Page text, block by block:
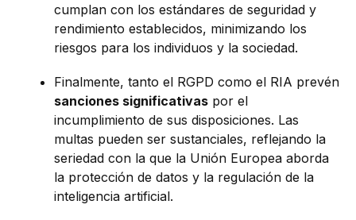
cumplan con los estándares de seguridad y
rendimiento establecidos, minimizando los
riesgos para los individuos y la sociedad.
Finalmente, tanto el RGPD como el RIA prevén
sanciones significativas por el
incumplimiento de sus disposiciones. Las
multas pueden ser sustanciales, reflejando la
seriedad con la que la Unión Europea aborda
la protección de datos y la regulación de la
inteligencia artificial.